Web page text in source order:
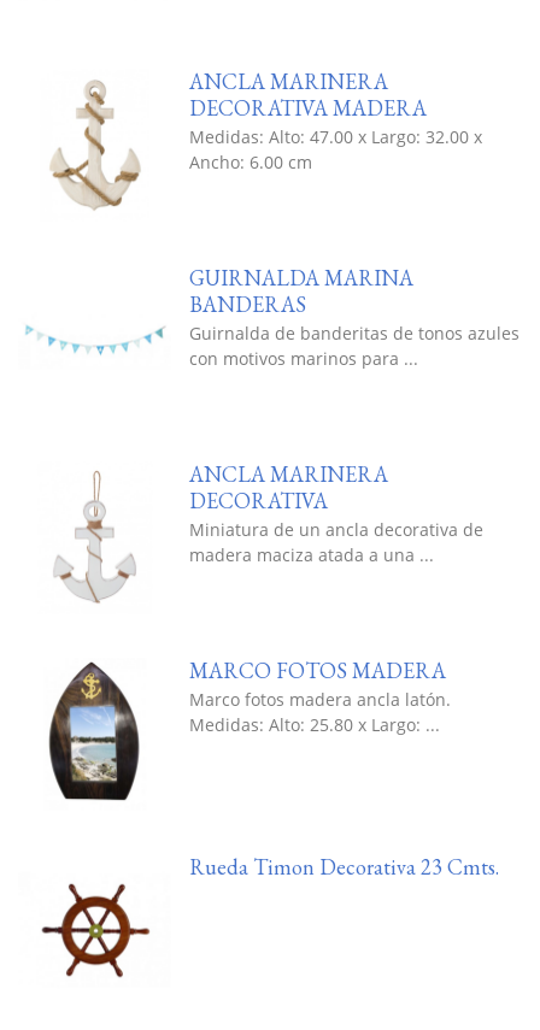
ANCLA MARINERA
DECORATIVA MADERA
Medidas: Alto: 47.00 x Largo: 32.00 x
Ancho: 6.00 cm
GUIRNALDA MARINA
BANDERAS
Guirnalda de banderitas de tonos azules
con motivos marinos para ...
ANCLA MARINERA
DECORATIVA
Miniatura de un ancla decorativa de
madera maciza atada a una ...
MARCO FOTOS MADERA
Marco fotos madera ancla latón.
Medidas: Alto: 25.80 x Largo: ...
Rueda Timon Decorativa 23 Cmts.